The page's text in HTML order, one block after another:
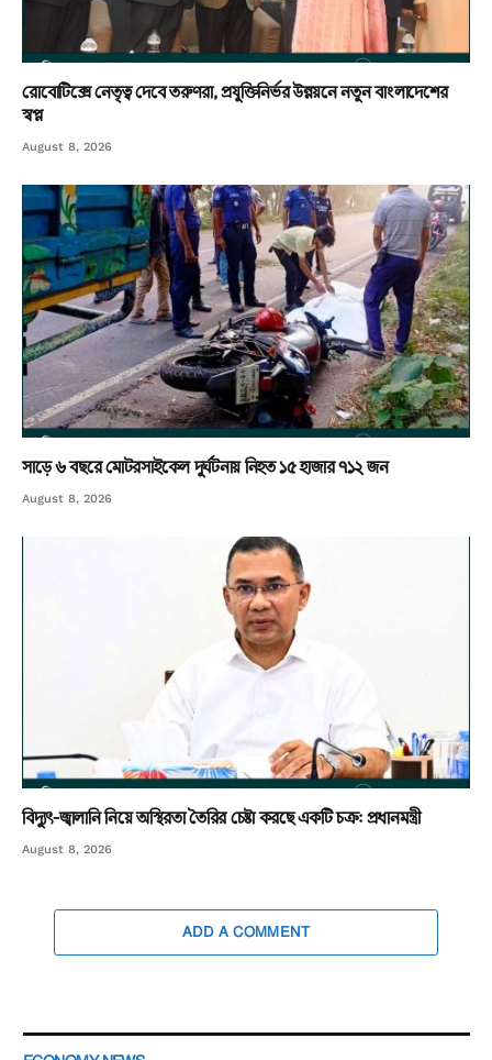
রোবোটিক্সে নেতৃত্ব দেবে তরুণরা, প্রযুক্তিনির্ভর উন্নয়নে নতুন বাংলাদেশের
স্বপ্ন
August 8, 2026
সাড়ে ৬ বছরে মোটরসাইকেল দুর্ঘটনায় নিহত ১৫ হাজার ৭১২ জন
August 8, 2026
বিদ্যুৎ-জ্বালানি নিয়ে অস্থিরতা তৈরির চেষ্টা করছে একটি চক্র: প্রধানমন্ত্রী
August 8, 2026
ADD A COMMENT